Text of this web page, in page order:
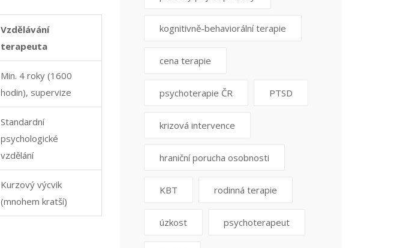
Vzdělávání
terapeuta
Min. 4 roky (1600
hodin), supervize
Standardní
psychologické
vzdělání
Kurzový výcvik
(mnohem kratší)
kognitivně-behaviorální terapie
cena terapie
psychoterapie ČR PTSD
krizová intervence
hraniční porucha osobnosti
KBT rodinná terapie
úzkost psychoterapeut